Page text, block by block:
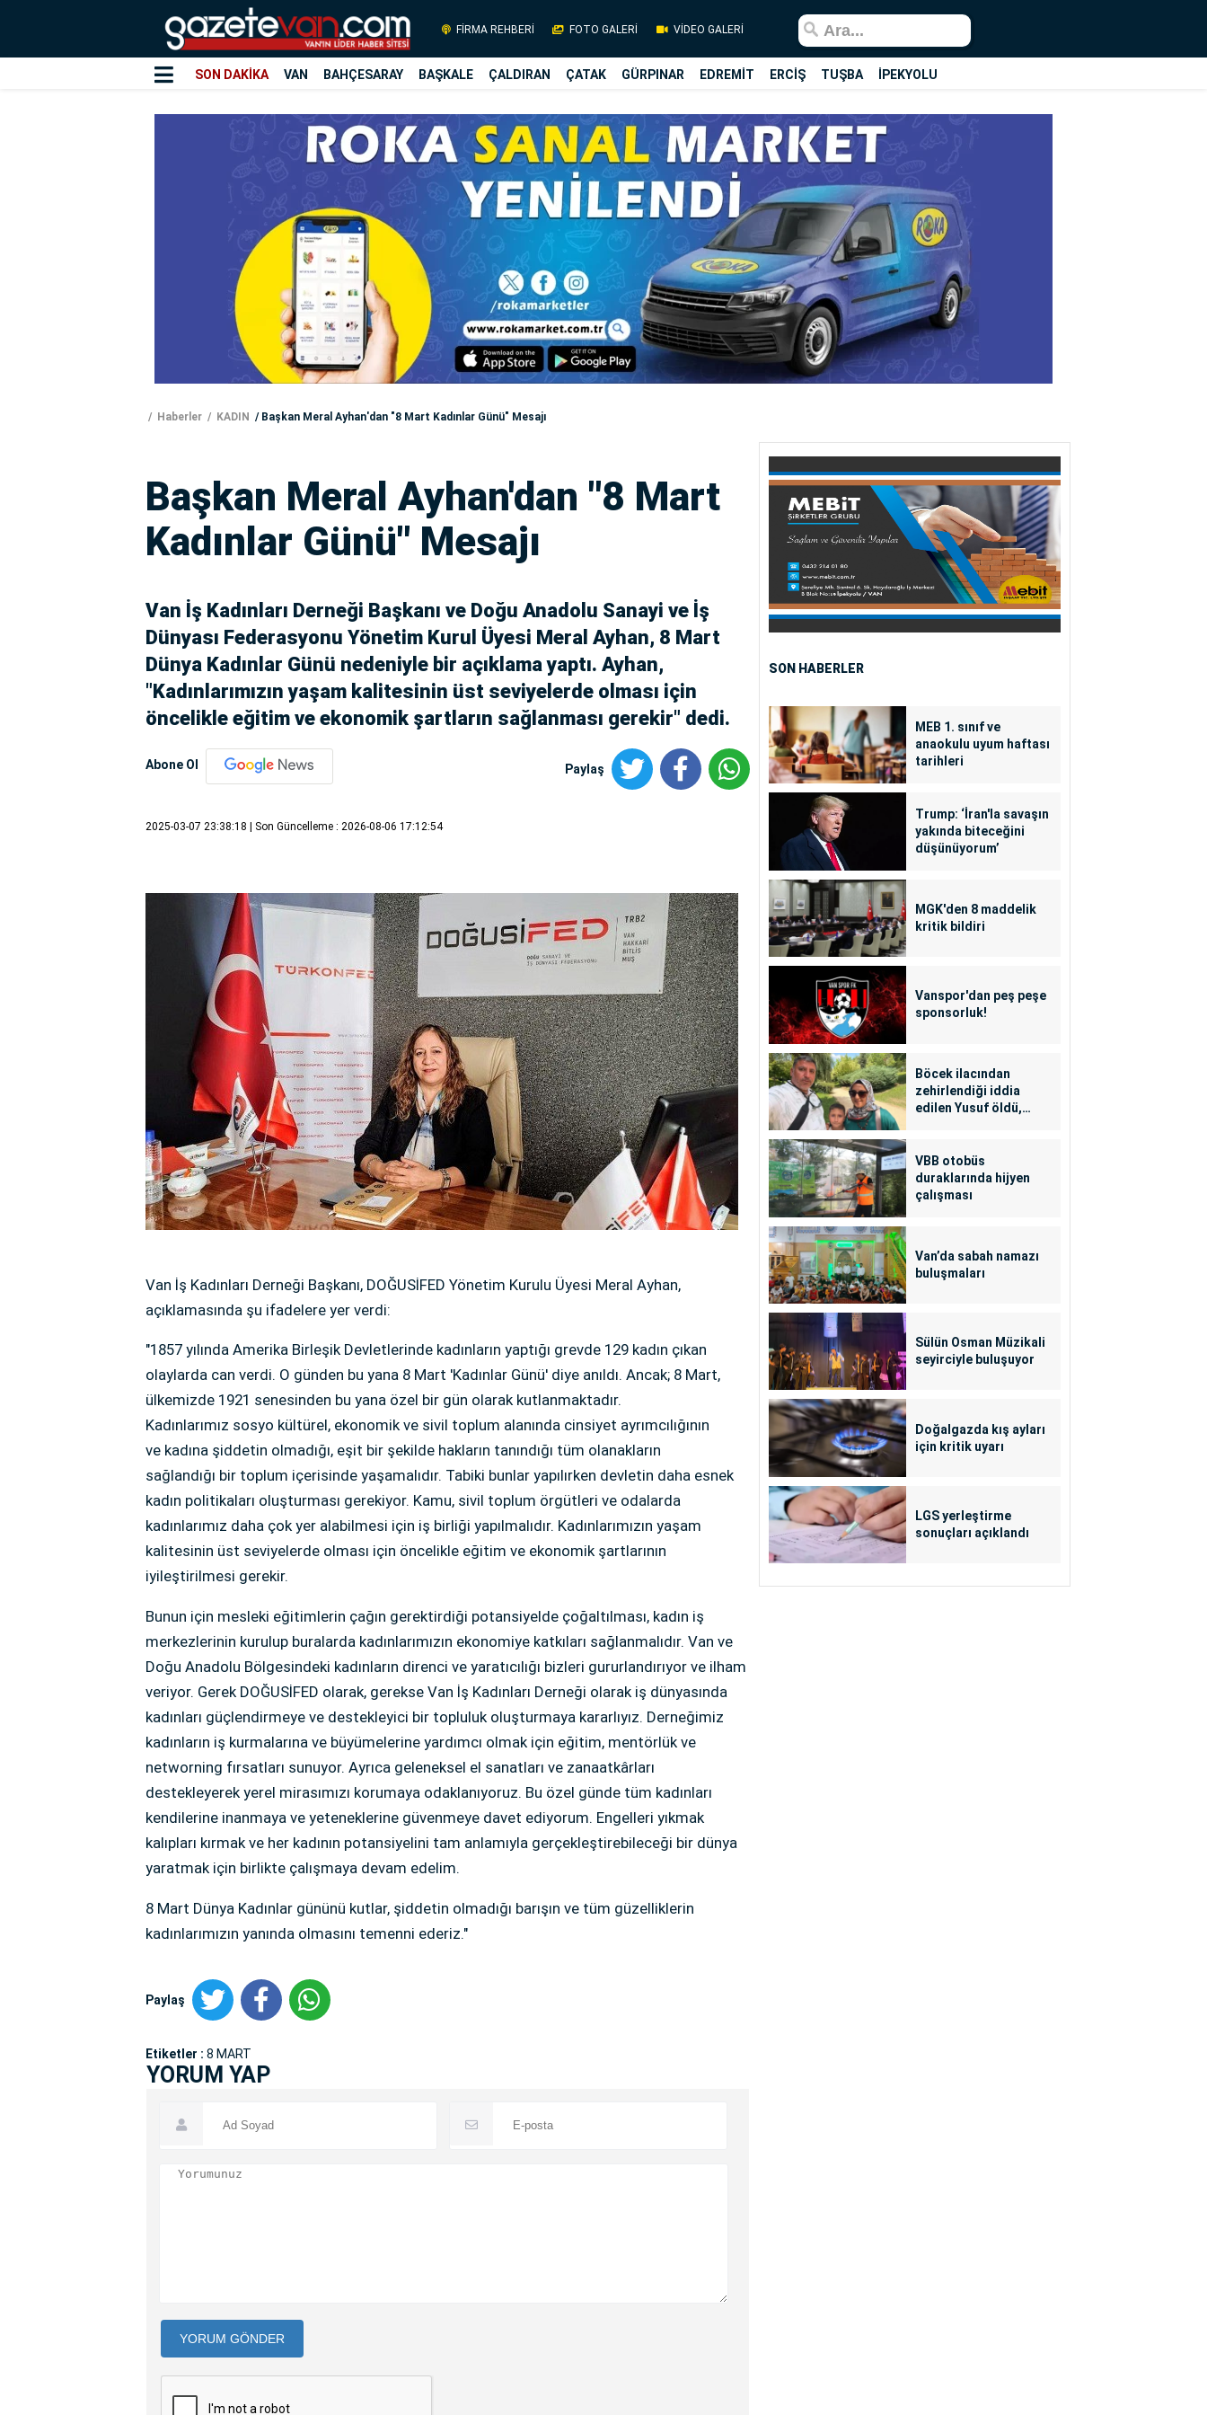
FİRMA REHBERİ FOTO GALERİ VİDEO GALERİ
SON DAKİKA VAN BAHÇESARAY BAŞKALE ÇALDIRAN ÇATAK GÜRPINAR EDREMİT ERCİŞ TUŞBA İPEKYOLU
Haberler KADIN Başkan Meral Ayhan'dan "8 Mart Kadınlar Günü" Mesajı
Başkan Meral Ayhan'dan "8 Mart
Kadınlar Günü" Mesajı
Van İş Kadınları Derneği Başkanı ve Doğu Anadolu Sanayi ve İş
Dünyası Federasyonu Yönetim Kurul Üyesi Meral Ayhan, 8 Mart
Dünya Kadınlar Günü nedeniyle bir açıklama yaptı. Ayhan,
"Kadınlarımızın yaşam kalitesinin üst seviyelerde olması için
öncelikle eğitim ve ekonomik şartların sağlanması gerekir" dedi.
Abone Ol Paylaş
2025-03-07 23:38:18 | Son Güncelleme : 2026-08-06 17:12:54
Van İş Kadınları Derneği Başkanı, DOĞUSİFED Yönetim Kurulu Üyesi Meral Ayhan,
açıklamasında şu ifadelere yer verdi:
"1857 yılında Amerika Birleşik Devletlerinde kadınların yaptığı grevde 129 kadın çıkan
olaylarda can verdi. O günden bu yana 8 Mart 'Kadınlar Günü' diye anıldı. Ancak; 8 Mart,
ülkemizde 1921 senesinden bu yana özel bir gün olarak kutlanmaktadır.
Kadınlarımız sosyo kültürel, ekonomik ve sivil toplum alanında cinsiyet ayrımcılığının
ve kadına şiddetin olmadığı, eşit bir şekilde hakların tanındığı tüm olanakların
sağlandığı bir toplum içerisinde yaşamalıdır. Tabiki bunlar yapılırken devletin daha esnek
kadın politikaları oluşturması gerekiyor. Kamu, sivil toplum örgütleri ve odalarda
kadınlarımız daha çok yer alabilmesi için iş birliği yapılmalıdır. Kadınlarımızın yaşam
kalitesinin üst seviyelerde olması için öncelikle eğitim ve ekonomik şartlarının
iyileştirilmesi gerekir.
Bunun için mesleki eğitimlerin çağın gerektirdiği potansiyelde çoğaltılması, kadın iş
merkezlerinin kurulup buralarda kadınlarımızın ekonomiye katkıları sağlanmalıdır. Van ve
Doğu Anadolu Bölgesindeki kadınların direnci ve yaratıcılığı bizleri gururlandırıyor ve ilham
veriyor. Gerek DOĞUSİFED olarak, gerekse Van İş Kadınları Derneği olarak iş dünyasında
kadınları güçlendirmeye ve destekleyici bir topluluk oluşturmaya kararlıyız. Derneğimiz
kadınların iş kurmalarına ve büyümelerine yardımcı olmak için eğitim, mentörlük ve
networning fırsatları sunuyor. Ayrıca geleneksel el sanatları ve zanaatkârları
destekleyerek yerel mirasımızı korumaya odaklanıyoruz. Bu özel günde tüm kadınları
kendilerine inanmaya ve yeteneklerine güvenmeye davet ediyorum. Engelleri yıkmak
kalıpları kırmak ve her kadının potansiyelini tam anlamıyla gerçekleştirebileceği bir dünya
yaratmak için birlikte çalışmaya devam edelim.
8 Mart Dünya Kadınlar gününü kutlar, şiddetin olmadığı barışın ve tüm güzelliklerin
kadınlarımızın yanında olmasını temenni ederiz."
Paylaş
Etiketler : 8 MART
YORUM YAP
YORUM GÖNDER
SON HABERLER
MEB 1. sınıf ve
anaokulu uyum haftası
tarihleri
Trump: ‘İran'la savaşın
yakında biteceğini
düşünüyorum’
MGK'den 8 maddelik
kritik bildiri
Vanspor'dan peş peşe
sponsorluk!
Böcek ilacından
zehirlendiği iddia
edilen Yusuf öldü,
VBB otobüs
duraklarında hijyen
çalışması
Van’da sabah namazı
buluşmaları
Sülün Osman Müzikali
seyirciyle buluşuyor
Doğalgazda kış ayları
için kritik uyarı
LGS yerleştirme
sonuçları açıklandı